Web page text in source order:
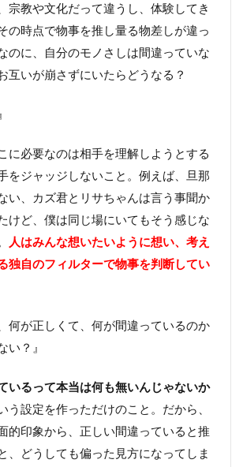
宗教や文化だって違うし、体験してき
の時点で物事を推し量る物差しが違っ
のに、自分のモノさしは間違っていな
互いが崩さずにいたらどうなる？
に必要なのは相手を理解しようとする
をジャッジしないこと。例えば、旦那
い、カズ君とリサちゃんは言う事聞か
けど、僕は同じ場にいてもそう感じな
人はみんな想いたいように想い、考え
独自のフィルターで物事を判断してい
何が正しくて、何が間違っているのか
い？』
いるって本当は何も無いんじゃないか
う設定を作っただけのこと。だから、
的印象から、正しい間違っていると推
、どうしても偏った見方になってしま